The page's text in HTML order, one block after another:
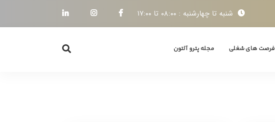
شنبه تا چهارشنبه : ۰۸:۰۰ تا ۱۷:۰۰
فرصت های شغلی مجله پترو آلتون